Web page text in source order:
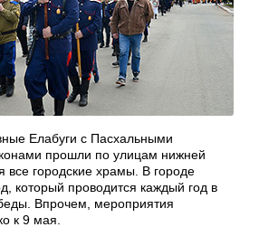
Елабуги с Пасхальными
прошли по улицам нижней
все городские храмы. В городе
который проводится каждый год в
Впрочем, мероприятия
к 9 мая.